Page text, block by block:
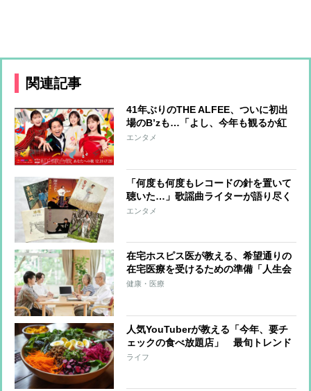
関連記事
41年ぶりのTHE ALFEE、ついに初出
場のB’zも…「よし、今年も観るか紅
白を」歌謡ライターが厳選する「第75
エンタメ
「何度も何度もレコードの針を置いて
聴いた…」歌謡曲ライターが語り尽く
す！さだまさしの歌との思い出“マイ
エンタメ
在宅ホスピス医が教える、希望通りの
在宅医療を受けるための準備「人生会
議」と介護の負担を減らす10か条
健康・医療
人気YouTuberが教える「今年、要チ
ェックの食べ放題店」 最旬トレンド
は野菜食べ放題、高級江戸前寿司の
ライフ